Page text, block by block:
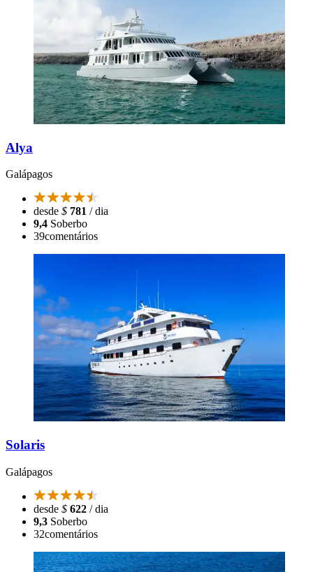
Alya
Galápagos
desde $ 781 / dia
9,4 Soberbo
39comentários
Solaris
Galápagos
desde $ 622 / dia
9,3 Soberbo
32comentários